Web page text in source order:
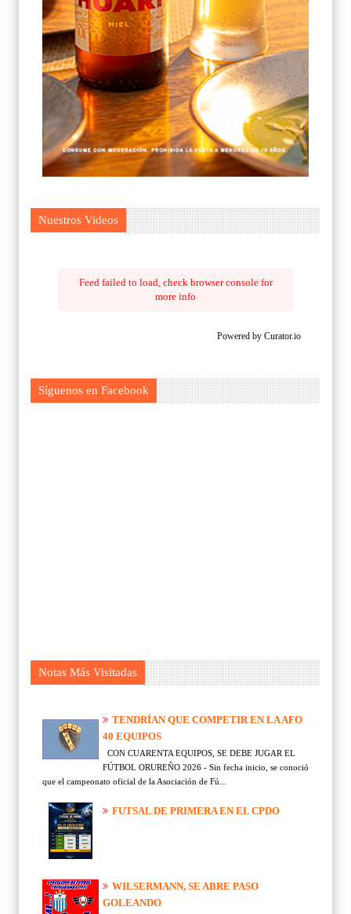
Nuestros Videos
Feed failed to load, check browser console for
more info
Powered by Curator.io
Síguenos en Facebook
Notas Más Visitadas
TENDRÍAN QUE COMPETIR EN LA AFO
40 EQUIPOS
CON CUARENTA EQUIPOS, SE DEBE JUGAR EL
FÚTBOL ORUREÑO 2026 - Sin fecha inicio, se conoció
que el campeonato oficial de la Asociación de Fú...
FUTSAL DE PRIMERA EN EL CPDO
WILSERMANN, SE ABRE PASO
GOLEANDO